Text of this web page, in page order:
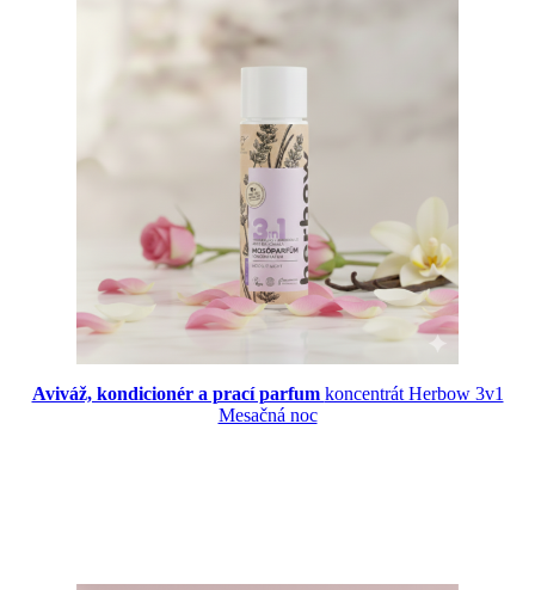
Aviváž, kondicionér a prací parfum koncentrát Herbow 3v1
Mesačná noc